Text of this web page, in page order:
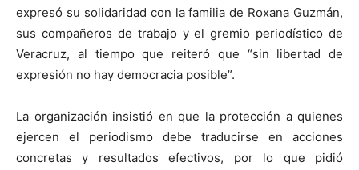
expresó su solidaridad con la familia de Roxana Guzmán,
sus compañeros de trabajo y el gremio periodístico de
Veracruz, al tiempo que reiteró que “sin libertad de
expresión no hay democracia posible”.
La organización insistió en que la protección a quienes
ejercen el periodismo debe traducirse en acciones
concretas y resultados efectivos, por lo que pidió